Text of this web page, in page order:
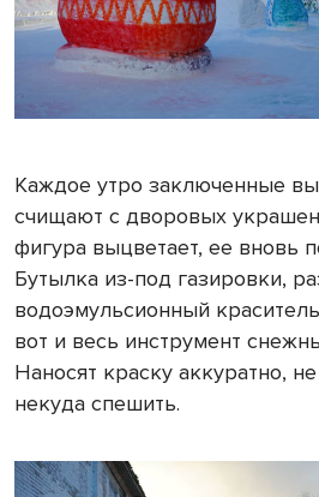
Каждое утро заключенные
счищают с дворовых
фигура выцветает, ее вновь
Бутылка из-под газировки,
водоэмульсионный
вот и весь инструмент
Наносят краску аккуратно,
некуда спешить.